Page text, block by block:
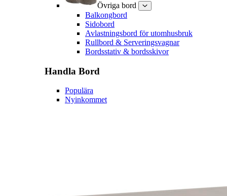
Övriga bord
Balkongbord
Sidobord
Avlastningsbord för utomhusbruk
Rullbord & Serveringsvagnar
Bordsstativ & bordsskivor
Handla Bord
Populära
Nyinkommet